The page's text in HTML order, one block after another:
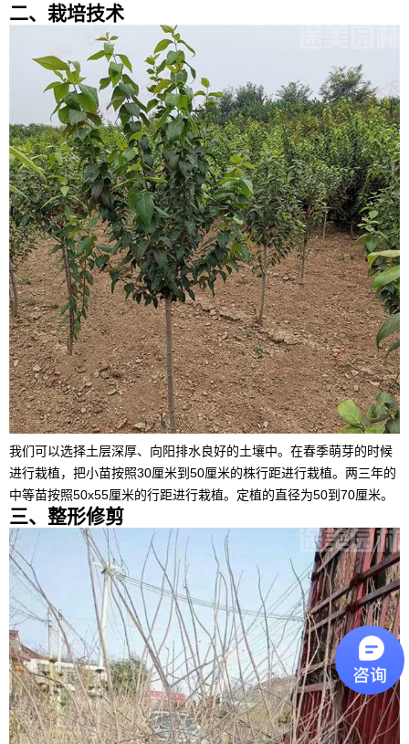
二、栽培技术
我们可以选择土层深厚、向阳排水良好的土壤中。在春季萌芽的时候
进行栽植，把小苗按照30厘米到50厘米的株行距进行栽植。两三年的
中等苗按照50x55厘米的行距进行栽植。定植的直径为50到70厘米。
三、整形修剪